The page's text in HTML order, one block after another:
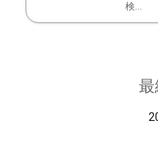
検...
最